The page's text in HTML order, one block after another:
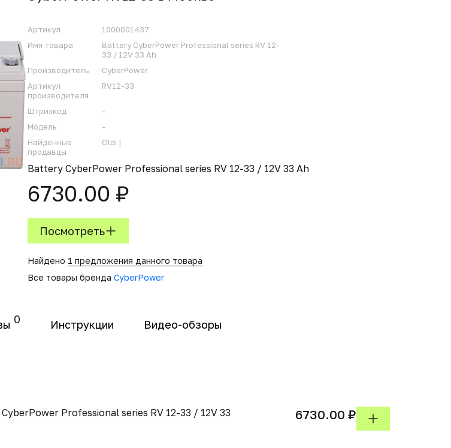
Артикул
1000001437
Имя товара
Battery CyberPower Professional series RV 12-
33 / 12V 33 Ah
Производитель
CyberPower
Артикул
производителя
RV12-33
Штрихкод
-
Модель
-
Найденные
продавцы
Oldi |
Battery CyberPower Professional series RV 12-33 / 12V 33 Ah
6730.00 ₽
Посмотреть
Найдено 1 предложения данного товара
Все товары бренда CyberPower
0 Инструкции Видео-обзоры
Professional series RV 12-33 / 12V 33
6730.00 ₽